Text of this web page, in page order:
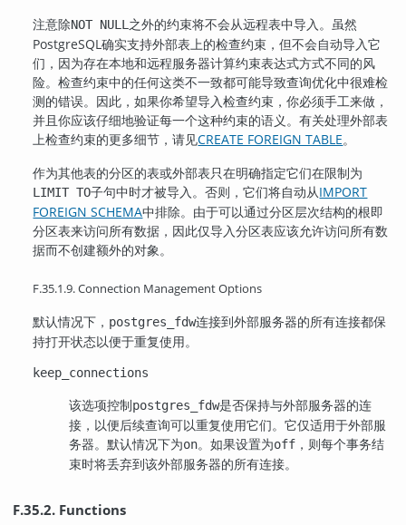
注意除NOT NULL 之外的约束将不会从远程表中导入。虽然
PostgreSQL确实支持外部表上的检查约束，但不会自动导入它
们，因为存在本地和远程服务器计算约束表达式方式不同的风
险。检查约束中的任何这类不一致都可能导致查询优化中很难检
测的错误。因此，如果你希望导入检查约束，你必须手工来做，
并且你应该仔细地验证每一个这种约束的语义。有关处理外部表
上检查约束的更多细节，请见CREATE FOREIGN TABLE。
作为其他表的分区的表或外部表只在明确指定它们在限制为
LIMIT TO子句中时才被导入。否则，它们将自动从IMPORT
FOREIGN SCHEMA中排除。由于可以通过分区层次结构的根即
分区表来访问所有数据，因此仅导入分区表应该允许访问所有数
据而不创建额外的对象。
F.35.1.9. Connection Management Options
默认情况下， postgres_fdw连接到外部服务器的所有连接都保
持打开状态以便于重复使用。
keep_connections
该选项控制postgres_fdw是否保持与外部服务器的连
接，以便后续查询可以重复使用它们。它仅适用于外部服
务器。默认情况下为on。如果设置为off ，则每个事务结
束时将丢弃到该外部服务器的所有连接。
F.35.2. Functions